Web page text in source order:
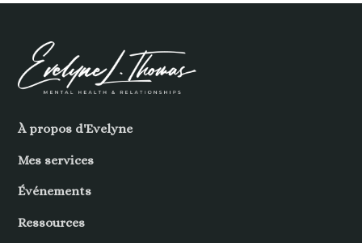
À propos d'Evelyne
Mes services
Événements
Ressources